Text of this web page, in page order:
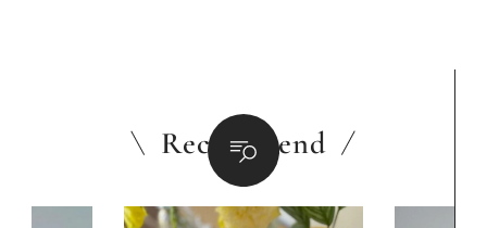
Recommend